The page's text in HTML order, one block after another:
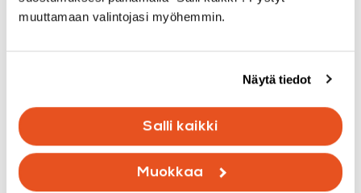
muuttamaan valintojasi myöhemmin.
Näytä tiedot
Salli kaikki
Muokkaa
”Olemme erittäin tyytyväisiä Investigoon.